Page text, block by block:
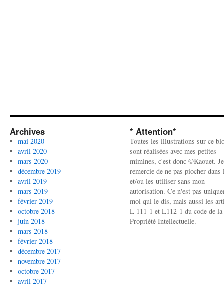
Archives
mai 2020
avril 2020
mars 2020
décembre 2019
avril 2019
mars 2019
février 2019
octobre 2018
juin 2018
mars 2018
février 2018
décembre 2017
novembre 2017
octobre 2017
avril 2017
* Attention*
Toutes les illustrations sur ce
sont réalisées avec mes petites
mimines, c'est donc ©Kaouet.
remercie de ne pas piocher dans
et/ou les utiliser sans mon
autorisation. Ce n'est pas
moi qui le dis, mais aussi les
L 111-1 et L112-1 du code de la
Propriété Intellectuelle.